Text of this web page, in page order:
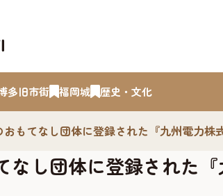
多旧市街 福岡城 歴史・文化
もてなし団体に登録された『九州電力株
なし団体に登録された